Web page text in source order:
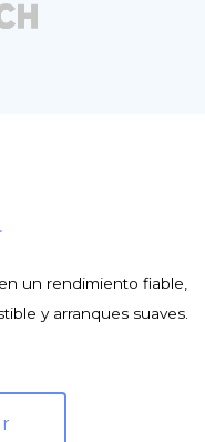
un rendimiento fiable,
y arranques suaves.